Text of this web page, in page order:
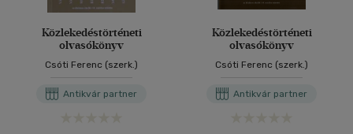
Közlekedéstörténeti
olvasókönyv
Csóti Ferenc (szerk.)
Antikvár partner
Közlekedéstörténeti
olvasókönyv
Csóti Ferenc (szerk.)
Antikvár partner